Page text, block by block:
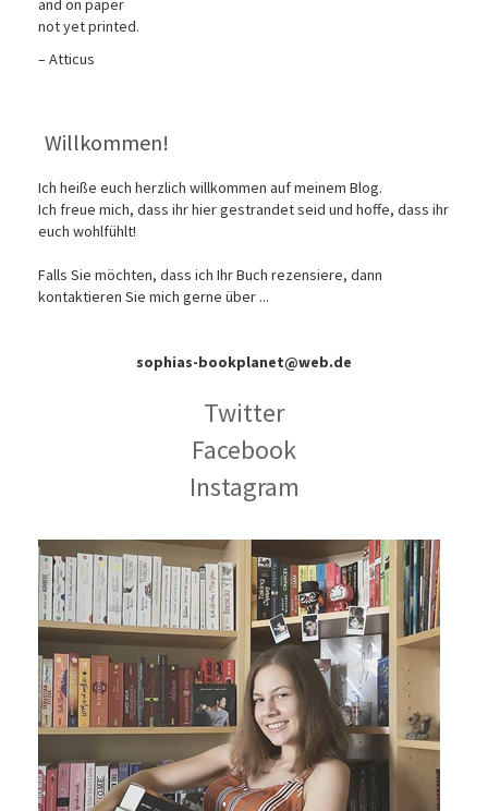
and on paper
not yet printed.
– Atticus
Willkommen!
Ich heiße euch herzlich willkommen auf meinem Blog.
Ich freue mich, dass ihr hier gestrandet seid und hoffe, dass ihr
euch wohlfühlt!
Falls Sie möchten, dass ich Ihr Buch rezensiere, dann
kontaktieren Sie mich gerne über ...
sophias-bookplanet@web.de
Twitter
Facebook
Instagram